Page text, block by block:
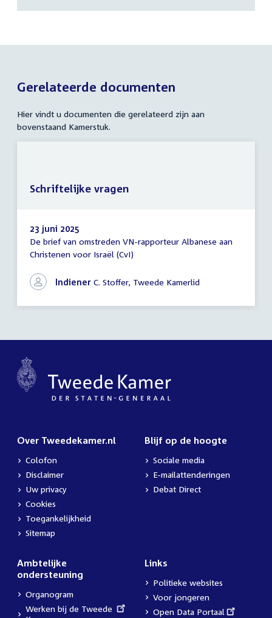
Gerelateerde documenten
Hier vindt u documenten die gerelateerd zijn aan
bovenstaand Kamerstuk.
Schriftelijke
vragen
23 juni 2025
De brief van omstreden VN-rapporteur Albanese aan
Christenen voor Israël (CvI)
Indiener C. Stoffer, Tweede Kamerlid
Schriftelijke vragen
Over Tweedekamer.nl
Colofon
Disclaimer
Uw privacy
Cookies
Toegankelijkheid
Sitemap
Blijf op de hoogte
Sociale media
E-mailattenderingen
Debat Direct
Ambtelijke
ondersteuning
Organogram
External
Werken bij de Tweede
Links
Politieke websites
Voor jongeren
External
Open Data Portaal